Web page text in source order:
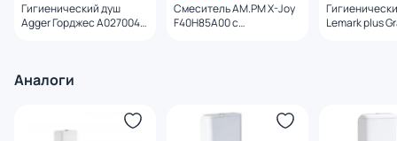
Гигиенический душ
Agger Горджес A0270044
Смеситель AM.PM X-Joy
F40H85A00 с
Lemark plus
Аналоги